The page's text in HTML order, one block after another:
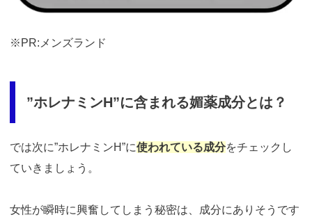
※PR:メンズランド
”ホレナミンH”に含まれる媚薬成分とは？
では次に”ホレナミンH”に使われている成分をチェックし
ていきましょう。
女性が瞬時に興奮してしまう秘密は、成分にありそうです